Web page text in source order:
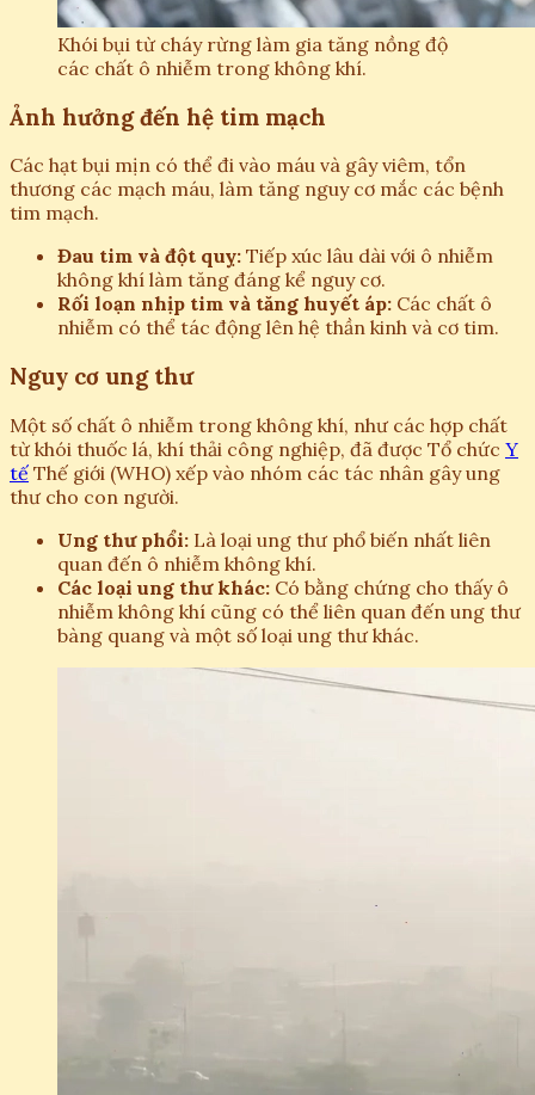
Khói bụi từ cháy rừng làm gia tăng nồng độ
các chất ô nhiễm trong không khí.
Ảnh hưởng đến hệ tim mạch
Các hạt bụi mịn có thể đi vào máu và gây viêm, tổn
thương các mạch máu, làm tăng nguy cơ mắc các bệnh
tim mạch.
Đau tim và đột quỵ: Tiếp xúc lâu dài với ô nhiễm
không khí làm tăng đáng kể nguy cơ.
Rối loạn nhịp tim và tăng huyết áp: Các chất ô
nhiễm có thể tác động lên hệ thần kinh và cơ tim.
Nguy cơ ung thư
Một số chất ô nhiễm trong không khí, như các hợp chất
từ khói thuốc lá, khí thải công nghiệp, đã được Tổ chức Y
tế Thế giới (WHO) xếp vào nhóm các tác nhân gây ung
thư cho con người.
Ung thư phổi: Là loại ung thư phổ biến nhất liên
quan đến ô nhiễm không khí.
Các loại ung thư khác: Có bằng chứng cho thấy ô
nhiễm không khí cũng có thể liên quan đến ung thư
bàng quang và một số loại ung thư khác.